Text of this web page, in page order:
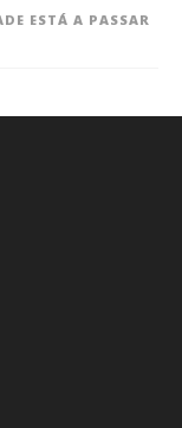
ESTÁ A PASSAR